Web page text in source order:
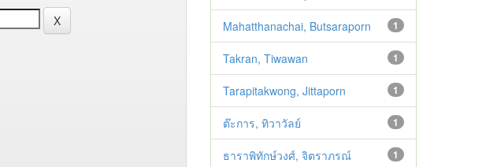
1
Mahatthanachai, Butsaraporn
1
Takran, Tiwawan
1
Tarapitakwong, Jittaporn
1
ต๊ะการ, ทิวาวัลย์
1
ธาราพิทักษ์วงศ์, จิตราภรณ์